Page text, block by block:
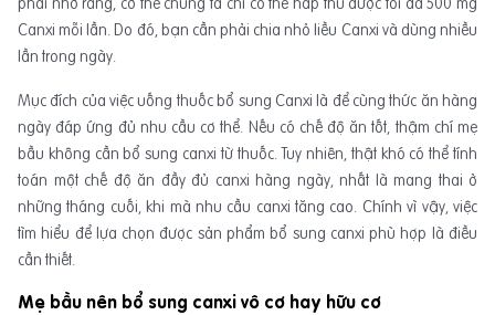
Canxi mỗi lần. Do đó, bạn cần phải chia nhỏ liều Canxi và dùng nhiều
lần trong ngày.
Mục đích của việc uống thuốc bổ sung Canxi là để cùng thức ăn hàng
ngày đáp ứng đủ nhu cầu cơ thể. Nếu có chế độ ăn tốt, thậm chí mẹ
bầu không cần bổ sung canxi từ thuốc. Tuy nhiên, thật khó có thể tính
toán một chế độ ăn đầy đủ canxi hàng ngày, nhất là mang thai ở
những tháng cuối, khi mà nhu cầu canxi tăng cao. Chính vì vậy, việc
tìm hiểu để lựa chọn được sản phẩm bổ sung canxi phù hợp là điều
cần thiết.
Mẹ bầu nên bổ sung canxi vô cơ hay hữu cơ